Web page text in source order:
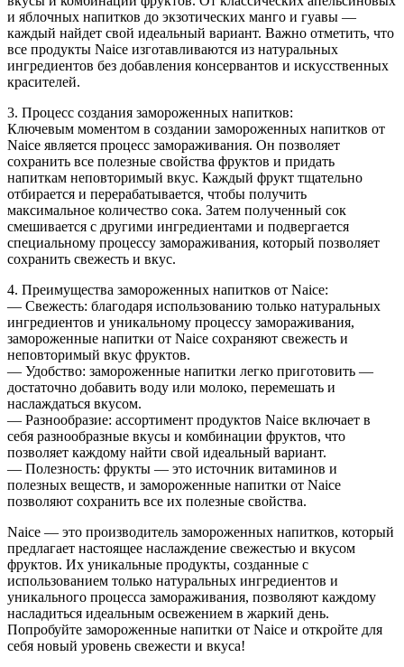
и яблочных напитков до экзотических манго и гуавы —
каждый найдет свой идеальный вариант. Важно отметить, что
все продукты Naice изготавливаются из натуральных
ингредиентов без добавления консервантов и искусственных
красителей.
3. Процесс создания замороженных напитков:
Ключевым моментом в создании замороженных напитков от
Naice является процесс замораживания. Он позволяет
сохранить все полезные свойства фруктов и придать
напиткам неповторимый вкус. Каждый фрукт тщательно
отбирается и перерабатывается, чтобы получить
максимальное количество сока. Затем полученный сок
смешивается с другими ингредиентами и подвергается
специальному процессу замораживания, который позволяет
сохранить свежесть и вкус.
4. Преимущества замороженных напитков от Naice:
— Свежесть: благодаря использованию только натуральных
ингредиентов и уникальному процессу замораживания,
замороженные напитки от Naice сохраняют свежесть и
неповторимый вкус фруктов.
— Удобство: замороженные напитки легко приготовить —
достаточно добавить воду или молоко, перемешать и
наслаждаться вкусом.
— Разнообразие: ассортимент продуктов Naice включает в
себя разнообразные вкусы и комбинации фруктов, что
позволяет каждому найти свой идеальный вариант.
— Полезность: фрукты — это источник витаминов и
полезных веществ, и замороженные напитки от Naice
позволяют сохранить все их полезные свойства.
Naice — это производитель замороженных напитков, который
предлагает настоящее наслаждение свежестью и вкусом
фруктов. Их уникальные продукты, созданные с
использованием только натуральных ингредиентов и
уникального процесса замораживания, позволяют каждому
насладиться идеальным освежением в жаркий день.
Попробуйте замороженные напитки от Naice и откройте для
себя новый уровень свежести и вкуса!